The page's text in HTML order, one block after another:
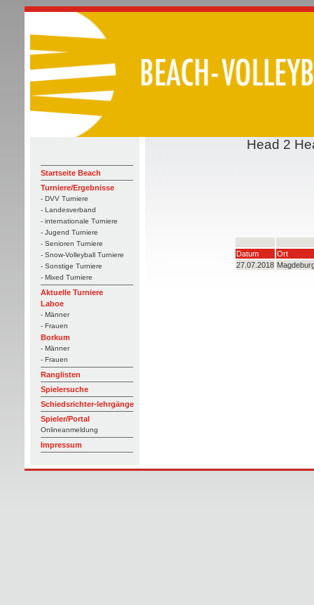
Startseite Beach
Turniere/Ergebnisse
- DVV Turniere
- Landesverband
- internationale Turniere
- Jugend Turniere
- Senioren Turniere
- Snow-Volleyball Turniere
- Sonstige Turniere
- Mixed Turniere
Aktuelle Turniere
Laboe
- Männer
- Frauen
Borkum
- Männer
- Frauen
Ranglisten
Spielersuche
Schiedsrichter-lehrgänge
Spieler/Portal
Onlineanmeldung
Impressum
Head 2
Datum
Ort
27.07.2018